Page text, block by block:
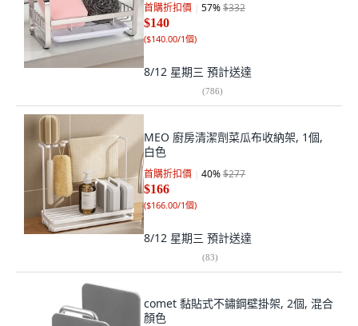
首購折扣價 57%$332
$140
($140.00/1個)
8/12 星期三 預計送達
(786)
MEO 廚房清潔劑菜瓜布收納架, 1個,
白色
首購折扣價 40%$277
$166
($166.00/1個)
8/12 星期三 預計送達
(83)
comet 黏貼式不鏽鋼壁掛架, 2個, 混合
顏色